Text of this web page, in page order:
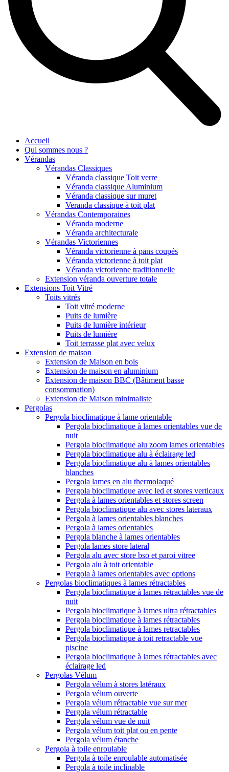
Accueil
Qui sommes nous ?
Vérandas
Vérandas Classiques
Véranda classique Toit verre
Véranda classique Aluminium
Véranda classique sur muret
Veranda classique à toit plat
Vérandas Contemporaines
Véranda moderne
Véranda architecturale
Vérandas Victoriennes
Véranda victorienne à pans coupés
Véranda victorienne à toit plat
Véranda victorienne traditionnelle
Extension véranda ouverture totale
Extensions Toit Vitré
Toits vitrés
Toit vitré moderne
Puits de lumière
Puits de lumière intérieur
Puits de lumière
Toit terrasse plat avec velux
Extension de maison
Extension de Maison en bois
Extension de maison en aluminium
Extension de maison BBC (Bâtiment basse
consommation)
Extension de Maison minimaliste
Pergolas
Pergola bioclimatique à lame orientable
Pergola bioclimatique à lames orientables vue de
nuit
Pergola bioclimatique alu zoom lames orientables
Pergola bioclimatique alu à éclairage led
Pergola bioclimatique alu à lames orientables
blanches
Pergola lames en alu thermolaqué
Pergola bioclimatique avec led et stores verticaux
Pergola à lames orientables et stores screen
Pergola bioclimatique alu avec stores lateraux
Pergola à lames orientables blanches
Pergola à lames orientables
Pergola blanche à lames orientables
Pergola lames store lateral
Pergola alu avec store bso et paroi vitree
Pergola alu à toit orientable
Pergola à lames orientables avec options
Pergolas bioclimatiques à lames rétractables
Pergola bioclimatique à lames rétractables vue de
nuit
Pergola bioclimatique à lames ultra rétractables
Pergola bioclimatique à lames rétractables
Pergola bioclimatique à lames retractables
Pergola bioclimatique à toit retractable vue
piscine
Pergola bioclimatique à lames rétractables avec
éclairage led
Pergolas Vélum
Pergola vélum à stores latéraux
Pergola vélum ouverte
Pergola vélum rétractable vue sur mer
Pergola vélum rétractable
Pergola vélum vue de nuit
Pergola vélum toit plat ou en pente
Pergola vélum étanche
Pergola à toile enroulable
Pergola à toile enroulable automatisée
Pergola à toile inclinable